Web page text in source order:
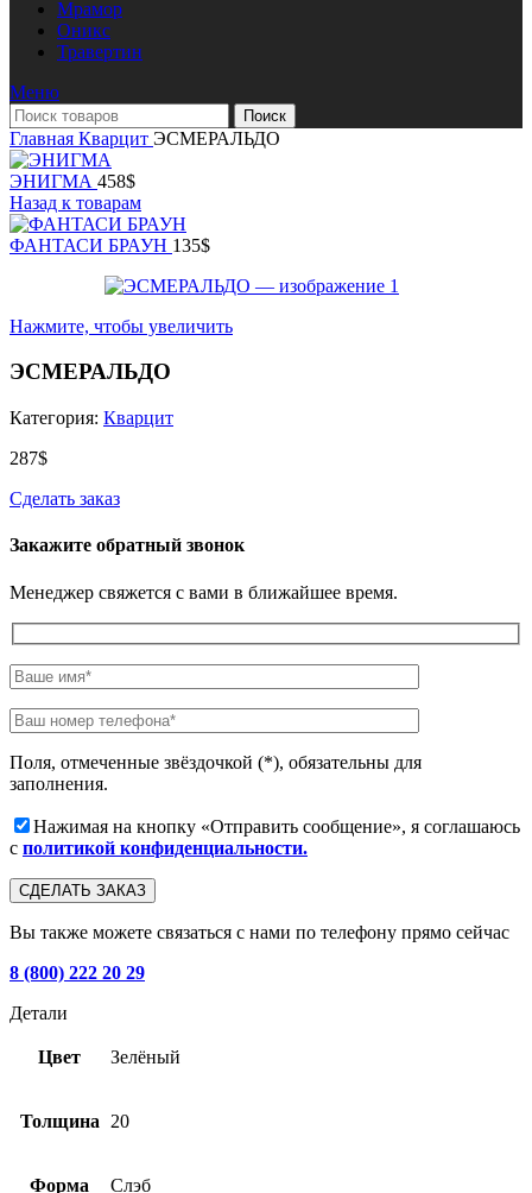
Мрамор
Оникс
Травертин
Меню
Поиск
Главная Кварцит ЭСМЕРАЛЬДО
ЭНИГМА 458$
Назад к товарам
ФАНТАСИ БРАУН 135$
Нажмите, чтобы увеличить
ЭСМЕРАЛЬДО
Категория: Кварцит
287$
Сделать заказ
Закажите обратный звонок
Менеджер свяжется с вами в ближайшее время.
Поля, отмеченные звёздочкой (*), обязательны для
заполнения.
Нажимая на кнопку «Отправить сообщение», я соглашаюсь
с политикой конфиденциальности.
Вы также можете связаться с нами по телефону прямо сейчас
8 (800) 222 20 29
Детали
Цвет Зелёный
Толщина 20
Форма Слэб